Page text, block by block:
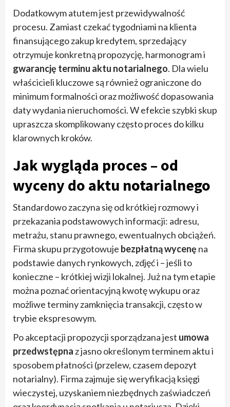
Dodatkowym atutem jest przewidywalność
procesu. Zamiast czekać tygodniami na klienta
finansującego zakup kredytem, sprzedający
otrzymuje konkretną propozycję, harmonogram i
gwarancję terminu aktu notarialnego. Dla wielu
właścicieli kluczowe są również ograniczone do
minimum formalności oraz możliwość dopasowania
daty wydania nieruchomości. W efekcie szybki skup
upraszcza skomplikowany często proces do kilku
klarownych kroków.
Jak wygląda proces – od
wyceny do aktu notarialnego
Standardowo zaczyna się od krótkiej rozmowy i
przekazania podstawowych informacji: adresu,
metrażu, stanu prawnego, ewentualnych obciążeń.
Firma skupu przygotowuje bezpłatną wycenę na
podstawie danych rynkowych, zdjęć i – jeśli to
konieczne – krótkiej wizji lokalnej. Już na tym etapie
można poznać orientacyjną kwotę wykupu oraz
możliwe terminy zamknięcia transakcji, często w
trybie ekspresowym.
Po akceptacji propozycji sporządzana jest umowa
przedwstępna z jasno określonym terminem aktu i
sposobem płatności (przelew, czasem depozyt
notarialny). Firma zajmuje się weryfikacją księgi
wieczystej, uzyskaniem niezbędnych zaświadczeń